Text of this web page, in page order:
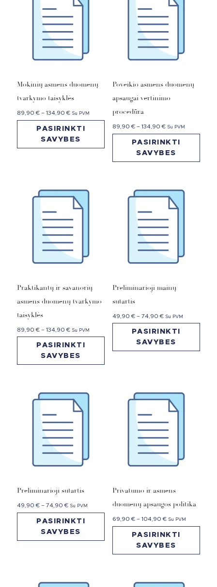
Mokinių asmens duomenų
tvarkymo taisyklės
89,90€ – 134,90€ Su PVM
PASIRINKTI
SAVYBES
Poveikio asmens duomenų
apsaugai vertinimo
procedūra
89,90€ – 134,90€ Su PVM
PASIRINKTI
SAVYBES
Praktikantų ir savanorių
asmens duomenų tvarkymo
taisyklės
89,90€ – 134,90€ Su PVM
PASIRINKTI
SAVYBES
Preliminarioji mainų
sutartis
49,90€ – 74,90€ Su PVM
PASIRINKTI
SAVYBES
Preliminarioji sutartis
49,90€ – 74,90€ Su PVM
PASIRINKTI
SAVYBES
Privatumo ir asmens
duomenų apsaugos politika
69,90€ – 104,90€ Su PVM
PASIRINKTI
SAVYBES